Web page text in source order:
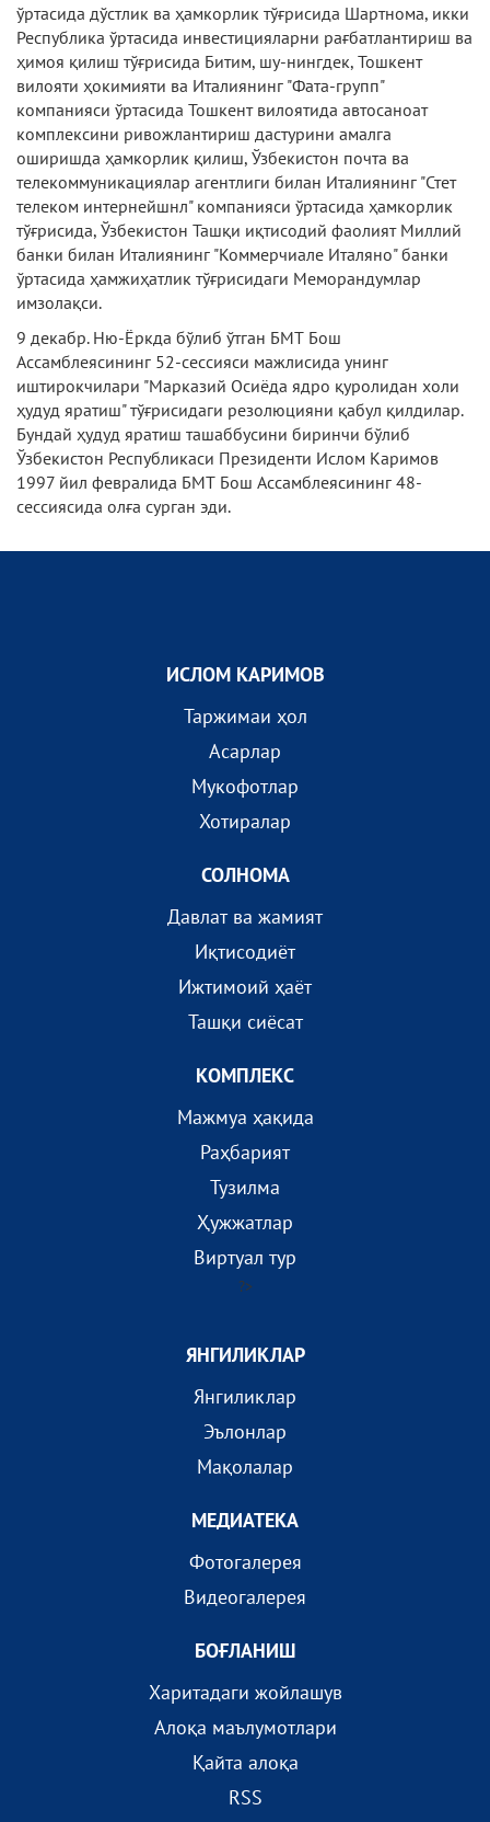
ўртасида дўстлик ва ҳамкорлик тўғрисида Шартнома, икки
Республика ўртасида инвестицияларни рағбатлантириш ва
ҳимоя қилиш тўғрисида Битим, шу-нингдек, Тошкент
вилояти ҳокимияти ва Италиянинг "Фата-групп"
компанияси ўртасида Тошкент вилоятида автосаноат
комплексини ривожлантириш дастурини амалга
оширишда ҳамкорлик қилиш, Ўзбекистон почта ва
телекоммуникациялар агентлиги билан Италиянинг "Стет
телеком интернейшнл" компанияси ўртасида ҳамкорлик
тўғрисида, Ўзбекистон Ташқи иқтисодий фаолият Миллий
банки билан Италиянинг "Коммерчиале Италяно" банки
ўртасида ҳамжиҳатлик тўғрисидаги Меморандумлар
имзолақси.
9 декабр. Ню-Ёркда бўлиб ўтган БМТ Бош
Ассамблеясининг 52-сессияси мажлисида унинг
иштирокчилари "Марказий Осиёда ядро қуролидан холи
ҳудуд яратиш" тўғрисидаги резолюцияни қабул қилдилар.
Бундай ҳудуд яратиш ташаббусини биринчи бўлиб
Ўзбекистон Республикаси Президенти Ислом Каримов
1997 йил февралида БМТ Бош Ассамблеясининг 48-
сессиясида олға сурган эди.
ИСЛОМ КАРИМОВ
Таржимаи ҳол
Асарлар
Мукофотлар
Хотиралар
СОЛНОМА
Давлат ва жамият
Иқтисодиёт
Ижтимоий ҳаёт
Ташқи сиёсат
КОМПЛEКС
Мажмуа ҳақида
Раҳбарият
Тузилма
Ҳужжатлар
Виртуал тур
?>
ЯНГИЛИКЛАР
Янгиликлар
Эълонлар
Мақолалар
МEДИАТEКА
Фотогалерея
Видеогалерея
БОҒЛАНИШ
Харитадаги жойлашув
Алоқа маълумотлари
Қайта алоқа
RSS